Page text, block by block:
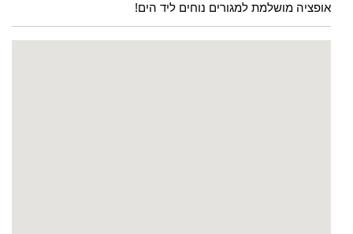
אופציה מושלמת למגורים נוחים ליד הים!